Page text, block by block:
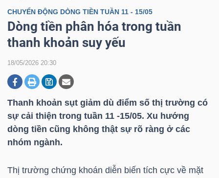
CHUYỂN ĐỘNG DÒNG TIỀN TUẦN 11 - 15/05
Dòng tiền phân hóa trong tuần
thanh khoản suy yếu
18/05/2026 20:30
Thanh khoản sụt giảm dù điểm số thị trường có
sự cải thiện trong tuần 11 -15/05. Xu hướng
dòng tiền cũng không thật sự rõ ràng ở các
nhóm ngành.
Thị trường chứng khoán diễn biến tích cực về mặt
CHỨNG
KHOÁN
DOANH
NGHIỆP